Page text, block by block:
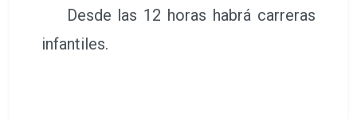
Desde las 12 horas habrá carreras
infantiles.